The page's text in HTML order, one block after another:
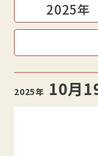
2025年 10月